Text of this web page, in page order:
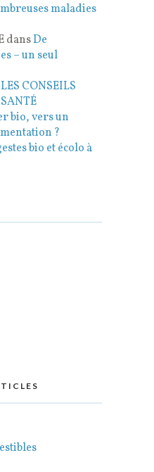
maladies
dansDe
– un seul
LES CONSEILS
bio, vers un
?
bio et écolo à